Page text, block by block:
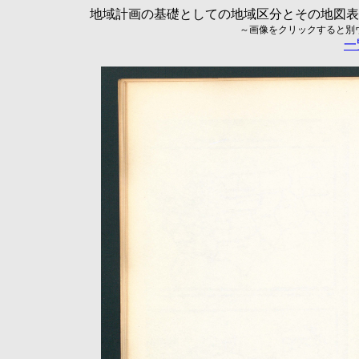
地域計画の基礎としての地域区分とその地
～画像をクリックすると
一